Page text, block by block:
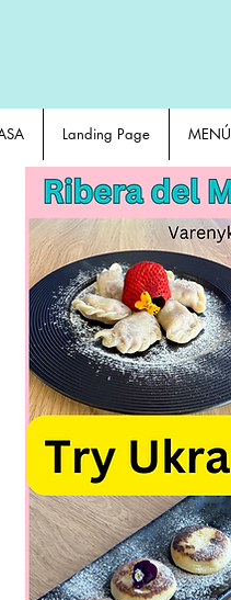
Landing Page MENÚ